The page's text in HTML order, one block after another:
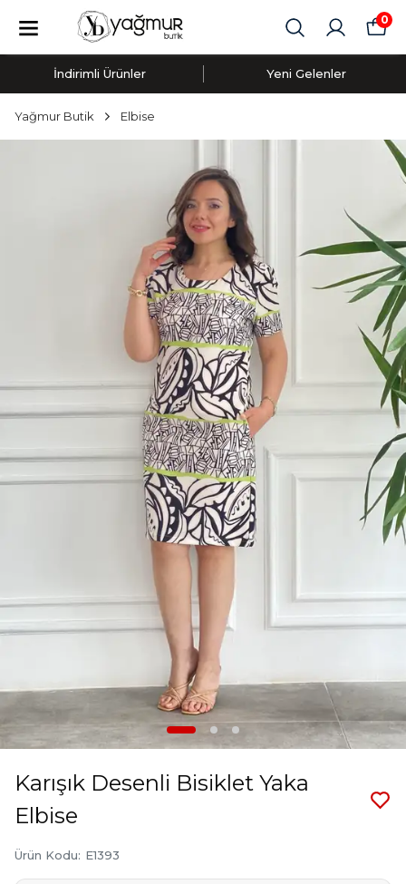
0
İndirimli Ürünler Yeni Gelenler
Yağmur Butik Elbise
Karışık Desenli Bisiklet Yaka
Elbise
Ürün Kodu: E1393